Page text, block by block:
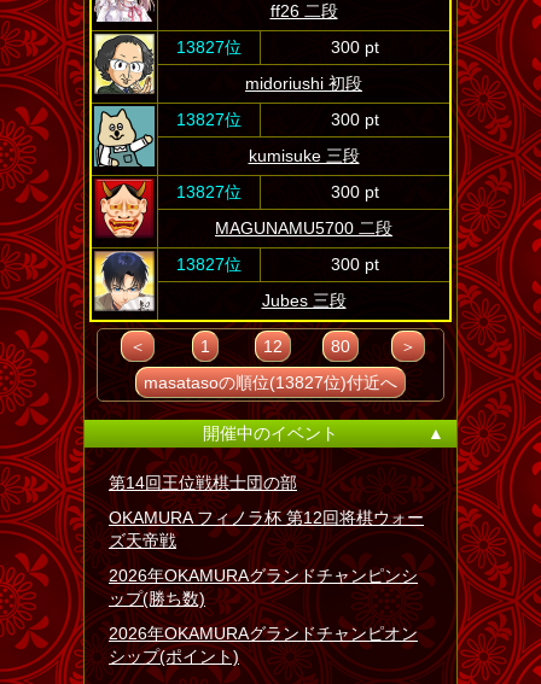
ff26 二段
13827位
300 pt
midoriushi 初段
13827位
300 pt
kumisuke 三段
13827位
300 pt
MAGUNAMU5700 二段
13827位
300 pt
Jubes 三段
＜ 1 12 80
＞
masatasoの順位(13827位)付近へ
開催中のイベント ▲
第14回王位戦棋士団の部
OKAMURA フィノラ杯 第12回将棋ウォー
ズ天帝戦
2026年OKAMURAグランドチャンピンシ
ップ(勝ち数)
2026年OKAMURAグランドチャンピオン
シップ(ポイント)